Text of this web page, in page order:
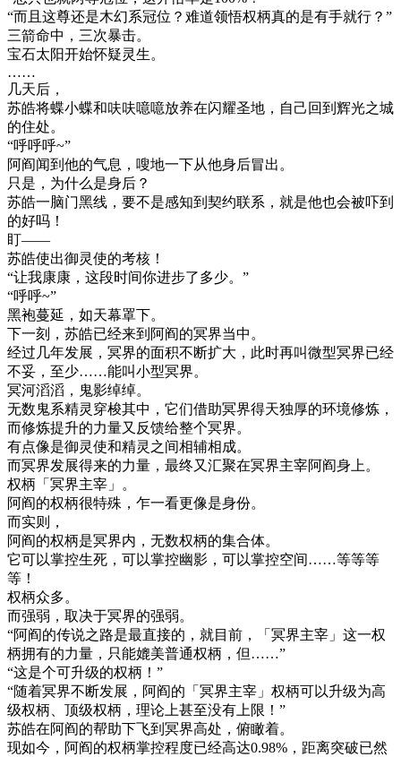
“而且这尊还是木幻系冠位？难道领悟权柄真的是有手就行？”
三箭命中，三次暴击。
宝石太阳开始怀疑灵生。
……
几天后，
苏皓将蝶小蝶和呋呋噫噫放养在闪耀圣地，自己回到辉光之城
的住处。
“呼呼呼~”
阿阎闻到他的气息，嗖地一下从他身后冒出。
只是，为什么是身后？
苏皓一脑门黑线，要不是感知到契约联系，就是他也会被吓到
的好吗！
盯——
苏皓使出御灵使的考核！
“让我康康，这段时间你进步了多少。”
“呼呼~”
黑袍蔓延，如天幕罩下。
下一刻，苏皓已经来到阿阎的冥界当中。
经过几年发展，冥界的面积不断扩大，此时再叫微型冥界已经
不妥，至少……能叫小型冥界。
冥河滔滔，鬼影绰绰。
无数鬼系精灵穿梭其中，它们借助冥界得天独厚的环境修炼，
而修炼提升的力量又反馈给整个冥界。
有点像是御灵使和精灵之间相辅相成。
而冥界发展得来的力量，最终又汇聚在冥界主宰阿阎身上。
权柄「冥界主宰」。
阿阎的权柄很特殊，乍一看更像是身份。
而实则，
阿阎的权柄是冥界内，无数权柄的集合体。
它可以掌控生死，可以掌控幽影，可以掌控空间……等等等
等！
权柄众多。
而强弱，取决于冥界的强弱。
“阿阎的传说之路是最直接的，就目前，「冥界主宰」这一权
柄拥有的力量，只能媲美普通权柄，但……”
“这是个可升级的权柄！”
“随着冥界不断发展，阿阎的「冥界主宰」权柄可以升级为高
级权柄、顶级权柄，理论上甚至没有上限！”
苏皓在阿阎的帮助下飞到冥界高处，俯瞰着。
现如今，阿阎的权柄掌控程度已经高达0.98%，距离突破已然